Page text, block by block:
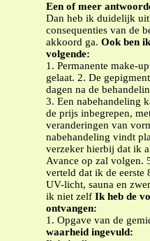
Een of meer
Dan heb ik duidelijk
consequenties van de
akkoord ga. Ook ben
volgende:
1. Permanente make-
gelaat. 2. De
dagen na de
3. Een nabehandeling
de prijs inbegrepen,
veranderingen van
nabehandeling vindt
verzeker hierbij dat ik
Avance op zal
verteld dat ik de eerste
UV-licht, sauna en
ik niet zelf Ik heb de
ontvangen:
1. Opgave van de
waarheid ingevuld: